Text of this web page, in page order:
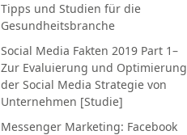
Tipps und Studien für die
Gesundheitsbranche
Social Media Fakten 2019 Part 1–
Zur Evaluierung und Optimierung
der Social Media Strategie von
Unternehmen [Studie]
Messenger Marketing: Facebook